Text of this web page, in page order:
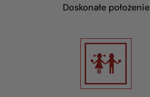
Doskonałe położenie